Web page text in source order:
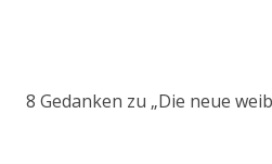
8 Gedanken zu „Die neue